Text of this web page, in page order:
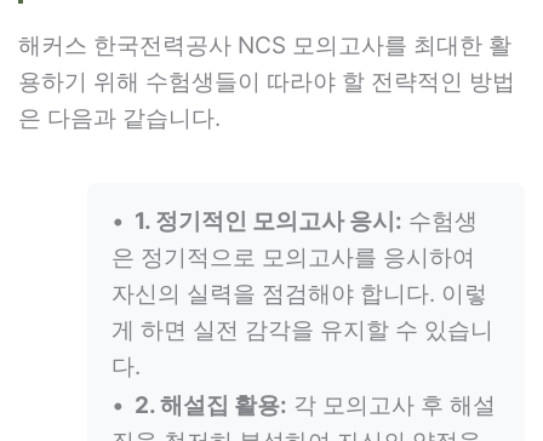
해커스 한국전력공사 NCS 모의고사를 최대한 활
용하기 위해 수험생들이 따라야 할 전략적인 방법
은 다음과 같습니다.
1. 정기적인 모의고사 응시: 수험생
은 정기적으로 모의고사를 응시하여
자신의 실력을 점검해야 합니다. 이렇
게 하면 실전 감각을 유지할 수 있습니
다.
2. 해설집 활용: 각 모의고사 후 해설